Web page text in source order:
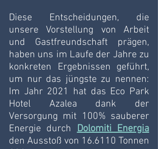
Diese Entscheidungen, die
unsere Vorstellung von Arbeit
und Gastfreundschaft prägen,
haben uns im Laufe der Jahre zu
konkreten Ergebnissen geführt,
um nur das jüngste zu nennen:
Im Jahr 2021 hat das Eco Park
Hotel Azalea dank der
Versorgung mit 100% sauberer
Energie durch
Dolomiti Energia
den Ausstoß von 16.6110 Tonnen